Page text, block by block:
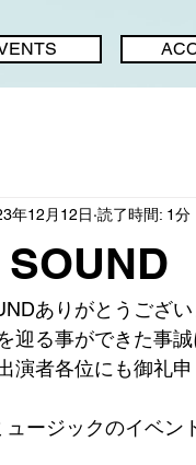
年12月12日 読了時間: 1分
ありがとうござい
迎る事ができた事誠
演者各位にも御礼申
ージックのイベン